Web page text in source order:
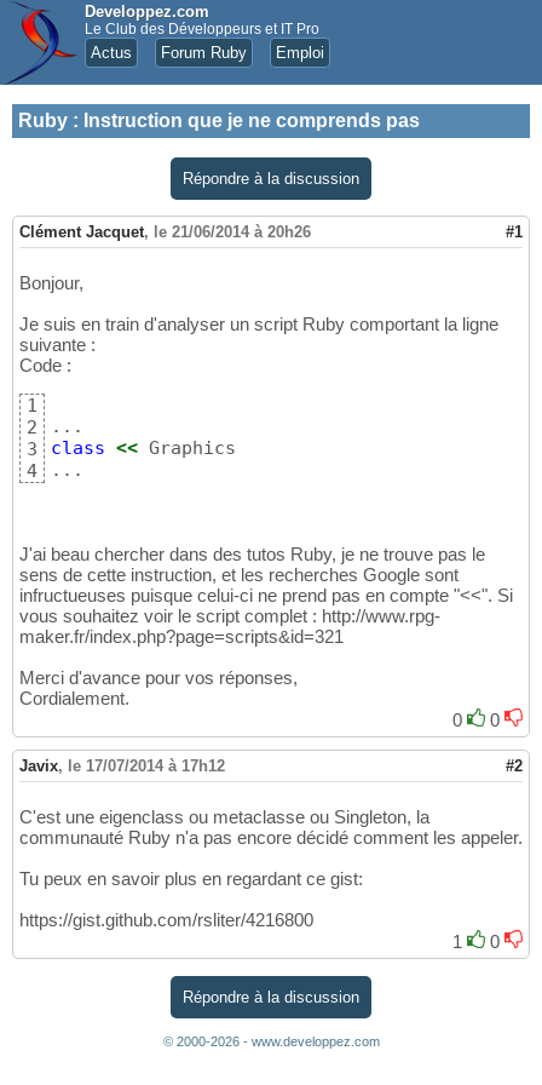
Developpez.com
Le Club des Développeurs et IT Pro
Actus Forum Ruby Emploi
Ruby : Instruction que je ne comprends pas
Répondre à la discussion
Clément Jacquet, le 21/06/2014 à 20h26 #1
Bonjour,
Je suis en train d'analyser un script Ruby comportant la ligne
suivante :
Code :
1
2
3
4
class << Graphics
...
J'ai beau chercher dans des tutos Ruby, je ne trouve pas le
sens de cette instruction, et les recherches Google sont
infructueuses puisque celui-ci ne prend pas en compte "<<". Si
vous souhaitez voir le script complet : http://www.rpg-
maker.fr/index.php?page=scripts&id=321
Merci d'avance pour vos réponses,
Cordialement.
0
0
Javix, le 17/07/2014 à 17h12 #2
C'est une eigenclass ou metaclasse ou Singleton, la
communauté Ruby n'a pas encore décidé comment les appeler.
Tu peux en savoir plus en regardant ce gist:
https://gist.github.com/rsliter/4216800
1
0
Répondre à la discussion
© 2000-2026 - www.developpez.com